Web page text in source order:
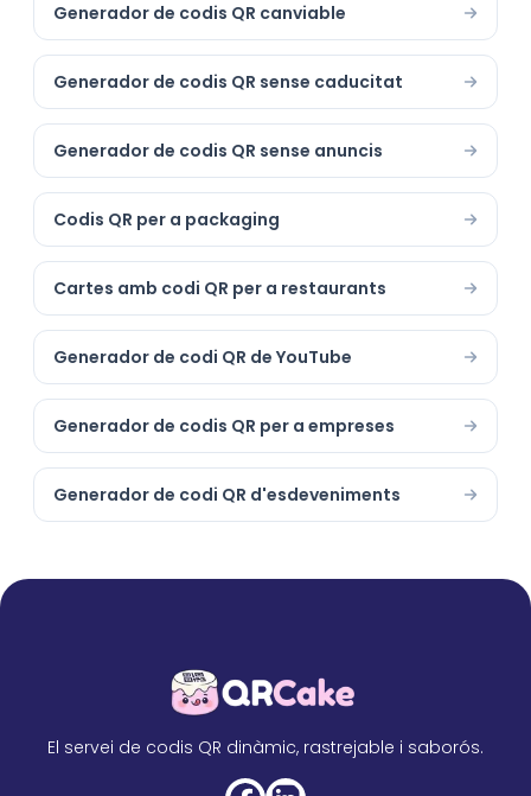
Generador de codis QR canviable
Generador de codis QR sense caducitat
Generador de codis QR sense anuncis
Codis QR per a packaging
Cartes amb codi QR per a restaurants
Generador de codi QR de YouTube
Generador de codis QR per a empreses
Generador de codi QR d'esdeveniments
El servei de codis QR dinàmic, rastrejable i saborós.